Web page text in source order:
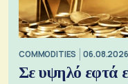
COMMODITIES
Σε υψηλό εφτά